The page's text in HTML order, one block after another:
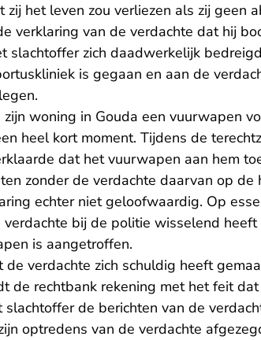
het leven zou verliezen als zij geen
verklaring van de verdachte dat hij
slachtoffer zich daadwerkelijk
is gegaan en aan de
woning in Gouda een vuurwapen
heel kort moment. Tijdens de
dat het vuurwapen aan hem
zonder de verdachte daarvan op de
echter niet geloofwaardig. Op
bij de politie wisselend
is aangetroffen.
verdachte zich schuldig heeft
de rechtbank rekening met het feit
de berichten van de
optredens van de verdachte